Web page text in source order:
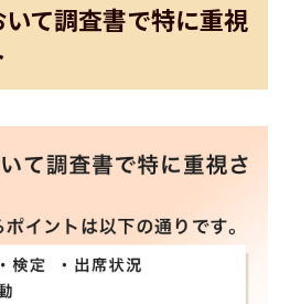
て調査書で特に重視